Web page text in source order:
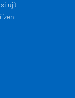
si ujít